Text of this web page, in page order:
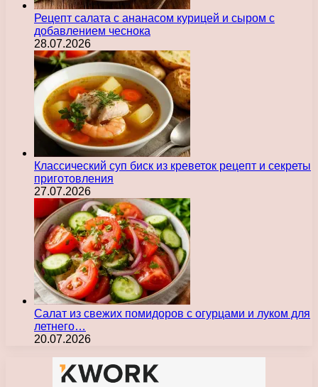
Рецепт салата с ананасом курицей и сыром с
добавлением чеснока
28.07.2026
Классический суп биск из креветок рецепт и секреты
приготовления
27.07.2026
Салат из свежих помидоров с огурцами и луком для
летнего…
20.07.2026